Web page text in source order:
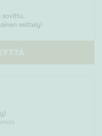
sovittu.
esittely!
)